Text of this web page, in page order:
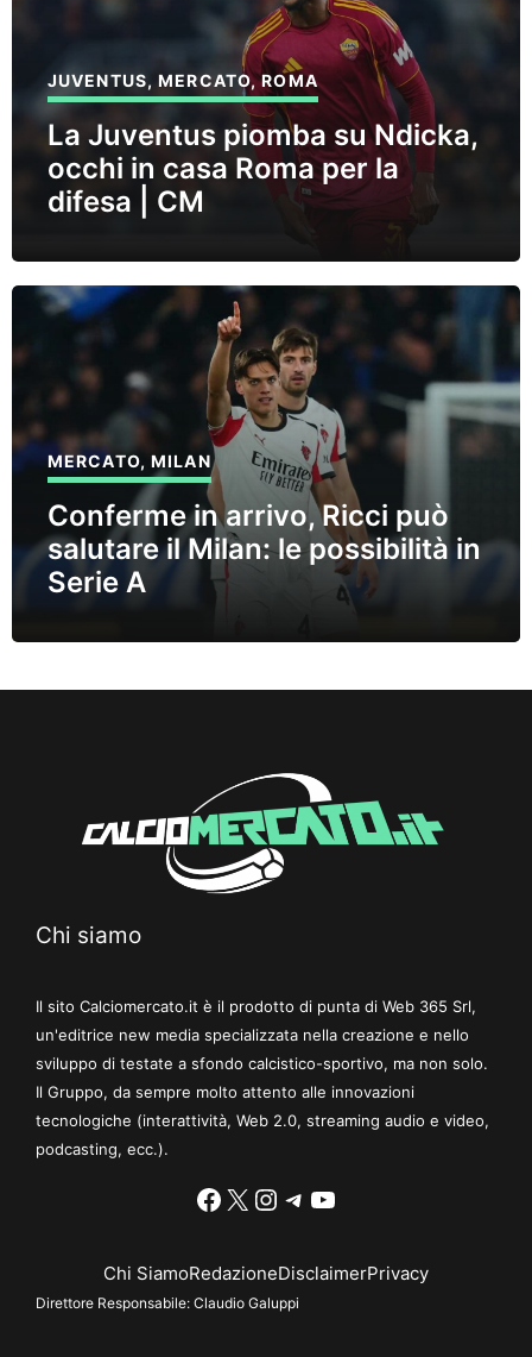
JUVENTUS,MERCATO,ROMA
La Juventus piomba su Ndicka,
occhi in casa Roma per la
difesa | CM
MERCATO,MILAN
Conferme in arrivo, Ricci può
salutare il Milan: le possibilità in
Serie A
Chi siamo
Il sito Calciomercato.it è il prodotto di punta di Web 365 Srl,
un'editrice new media specializzata nella creazione e nello
sviluppo di testate a sfondo calcistico-sportivo, ma non solo.
Il Gruppo, da sempre molto attento alle innovazioni
tecnologiche (interattività, Web 2.0, streaming audio e video,
podcasting, ecc.).
Facebook
X Instagram
Telegram
YouTube
Chi SiamoRedazioneDisclaimerPrivacy
Direttore Responsabile: Claudio Galuppi